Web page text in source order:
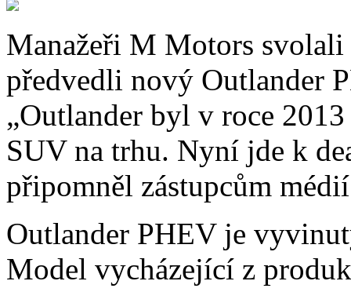
Manažeři M Motors
předvedli nový Outlander
„Outlander byl v roce
SUV na trhu. Nyní jde k
připomněl zástupcům
Outlander PHEV je
Model vycházející z